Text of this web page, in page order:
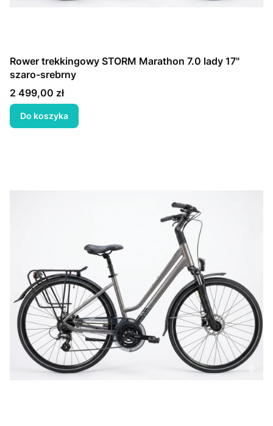
Rower trekkingowy STORM Marathon 7.0 lady 17"
szaro-srebrny
Cena
2 499,00 zł
Do koszyka